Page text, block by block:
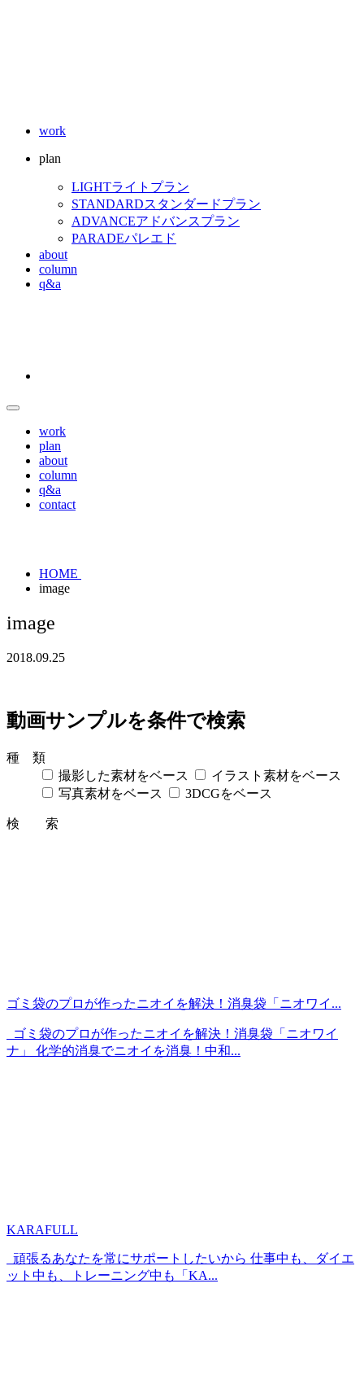
work
plan
LIGHTライトプラン
STANDARDスタンダードプラン
ADVANCEアドバンスプラン
PARADEパレエド
about
column
q&a
work
plan
about
column
q&a
contact
HOME
image
image
2018.09.25
動画サンプルを条件で検索
種 類
撮影した素材をベース
イラスト素材をベース
写真素材をベース
3DCGをベース
検 索
ゴミ袋のプロが作ったニオイを解決！消臭袋「ニオワイ...
ゴミ袋のプロが作ったニオイを解決！消臭袋「ニオワイ
ナ」 化学的消臭でニオイを消臭！中和...
KARAFULL
頑張るあなたを常にサポートしたいから 仕事中も、ダイエ
ット中も、トレーニング中も「KA...